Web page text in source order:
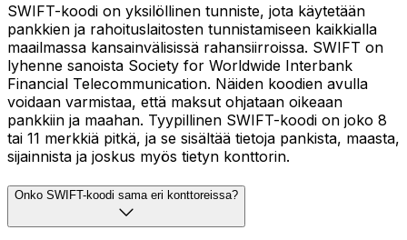
SWIFT-koodi on yksilöllinen tunniste, jota käytetään
pankkien ja rahoituslaitosten tunnistamiseen kaikkialla
maailmassa kansainvälisissä rahansiirroissa. SWIFT on
lyhenne sanoista Society for Worldwide Interbank
Financial Telecommunication. Näiden koodien avulla
voidaan varmistaa, että maksut ohjataan oikeaan
pankkiin ja maahan. Tyypillinen SWIFT-koodi on joko 8
tai 11 merkkiä pitkä, ja se sisältää tietoja pankista, maasta,
sijainnista ja joskus myös tietyn konttorin.
Onko SWIFT-koodi sama eri konttoreissa?